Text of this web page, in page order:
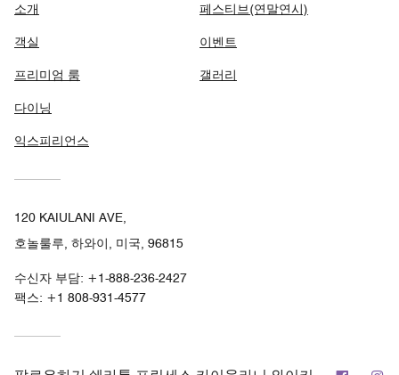
소개
객실
프리미엄 룸
다이닝
익스피리언스
페스티브(연말연시)
이벤트
갤러리
120 KAIULANI AVE,
호놀룰루, 하와이, 미국, 96815
수신자 부담: +1-888-236-2427
팩스: +1 808-931-4577